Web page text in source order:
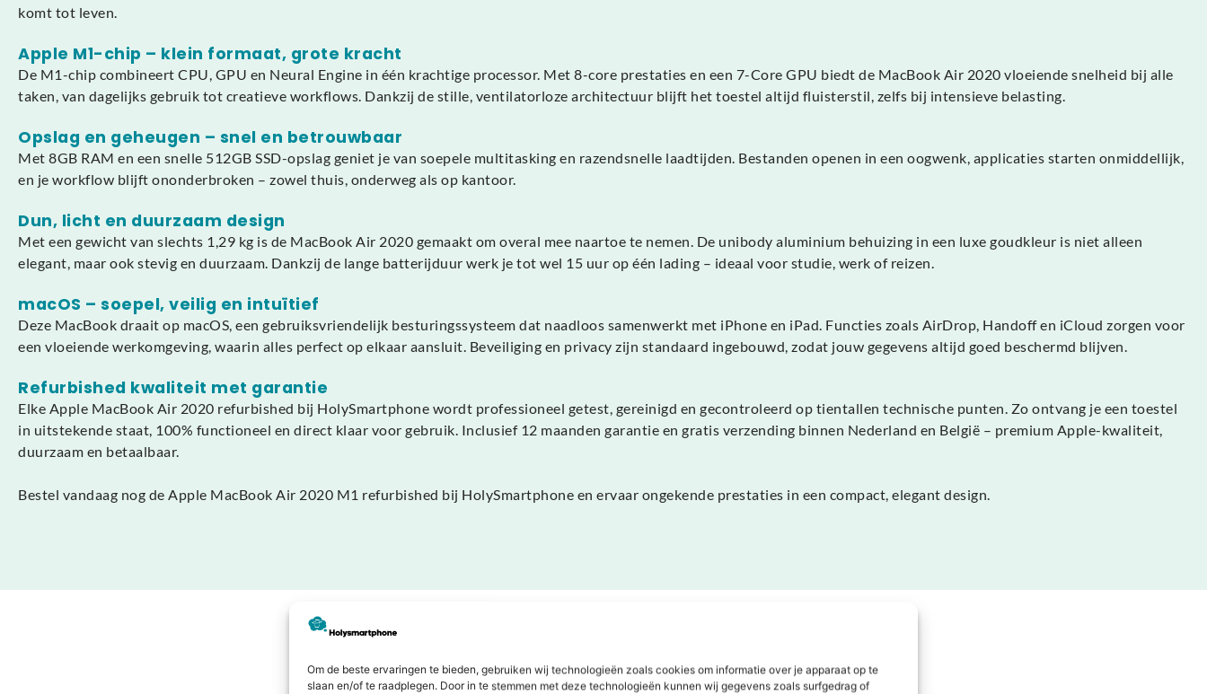
Om de beste ervaringen te bieden, gebruiken wij technologieën zoals cookies om informatie over je apparaat op te
slaan en/of te raadplegen. Door in te stemmen met deze technologieën kunnen wij gegevens zoals surfgedrag of
komt tot leven.
Apple M1-chip – klein formaat, grote kracht
De M1-chip combineert CPU, GPU en Neural Engine in één krachtige processor. Met 8-core prestaties en een 7-Core GPU biedt de MacBook Air 2020 vloeiende snelheid bij alle
taken, van dagelijks gebruik tot creatieve workflows. Dankzij de stille, ventilatorloze architectuur blijft het toestel altijd fluisterstil, zelfs bij intensieve belasting.
Opslag en geheugen – snel en betrouwbaar
Met 8GB RAM en een snelle 512GB SSD-opslag geniet je van soepele multitasking en razendsnelle laadtijden. Bestanden openen in een oogwenk, applicaties starten onmiddellijk,
en je workflow blijft ononderbroken – zowel thuis, onderweg als op kantoor.
Dun, licht en duurzaam design
Met een gewicht van slechts 1,29 kg is de MacBook Air 2020 gemaakt om overal mee naartoe te nemen. De unibody aluminium behuizing in een luxe goudkleur is niet alleen
elegant, maar ook stevig en duurzaam. Dankzij de lange batterijduur werk je tot wel 15 uur op één lading – ideaal voor studie, werk of reizen.
macOS – soepel, veilig en intuïtief
Deze MacBook draait op macOS, een gebruiksvriendelijk besturingssysteem dat naadloos samenwerkt met iPhone en iPad. Functies zoals AirDrop, Handoff en iCloud zorgen voor
een vloeiende werkomgeving, waarin alles perfect op elkaar aansluit. Beveiliging en privacy zijn standaard ingebouwd, zodat jouw gegevens altijd goed beschermd blijven.
Refurbished kwaliteit met garantie
Elke Apple MacBook Air 2020 refurbished bij HolySmartphone wordt professioneel getest, gereinigd en gecontroleerd op tientallen technische punten. Zo ontvang je een toestel
in uitstekende staat, 100% functioneel en direct klaar voor gebruik. Inclusief 12 maanden garantie en gratis verzending binnen Nederland en België – premium Apple-kwaliteit,
duurzaam en betaalbaar.
Bestel vandaag nog de Apple MacBook Air 2020 M1 refurbished bij HolySmartphone en ervaar ongekende prestaties in een compact, elegant design.
Dit zeggen onze klanten